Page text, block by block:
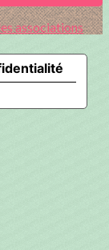
associations